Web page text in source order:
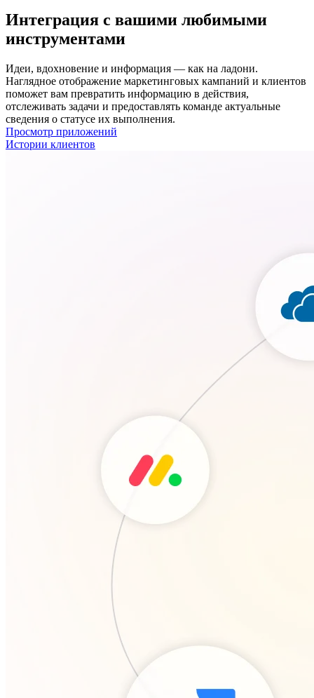
Интеграция с вашими любимыми
инструментами
Идеи, вдохновение и информация — как на ладони.
Наглядное отображение маркетинговых кампаний и клиентов
поможет вам превратить информацию в действия,
отслеживать задачи и предоставлять команде актуальные
сведения о статусе их выполнения.
Просмотр приложений
Истории клиентов